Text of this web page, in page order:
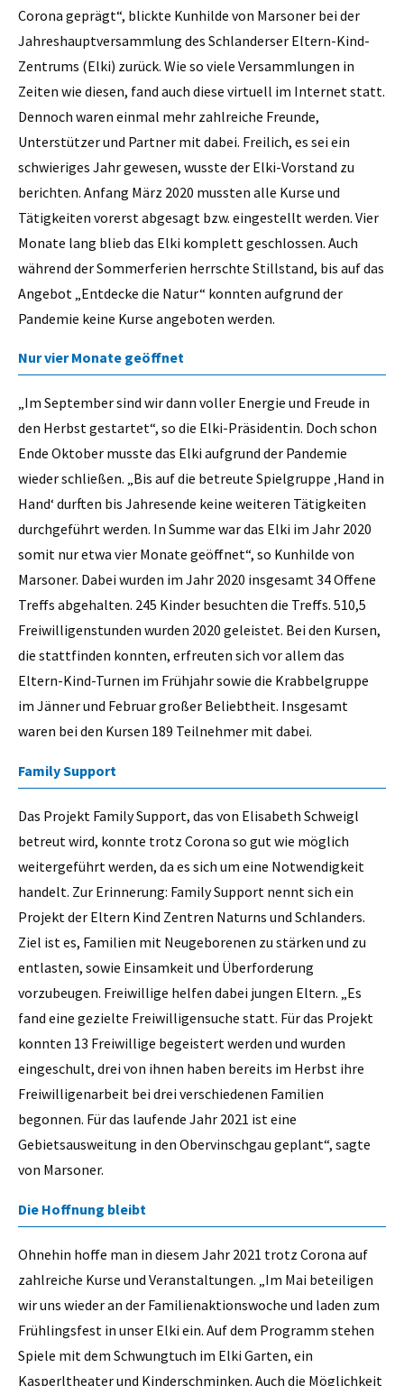
Corona geprägt“, blickte Kunhilde von Marsoner bei der
Jahreshauptversammlung des Schlanderser Eltern-Kind-
Zentrums (Elki) zurück. Wie so viele Versammlungen in
Zeiten wie diesen, fand auch diese virtuell im Internet statt.
Dennoch waren einmal mehr zahlreiche Freunde,
Unterstützer und Partner mit dabei. Freilich, es sei ein
schwieriges Jahr gewesen, wusste der Elki-Vorstand zu
berichten. Anfang März 2020 mussten alle Kurse und
Tätigkeiten vorerst abgesagt bzw. eingestellt werden. Vier
Monate lang blieb das Elki komplett geschlossen. Auch
während der Sommerferien herrschte Stillstand, bis auf das
Angebot „Entdecke die Natur“ konnten aufgrund der
Pandemie keine Kurse angeboten werden.
Nur vier Monate geöffnet
„Im September sind wir dann voller Energie und Freude in
den Herbst gestartet“, so die Elki-Präsidentin. Doch schon
Ende Oktober musste das Elki aufgrund der Pandemie
wieder schließen. „Bis auf die betreute Spielgruppe ‚Hand in
Hand‘ durften bis Jahresende keine weiteren Tätigkeiten
durchgeführt werden. In Summe war das Elki im Jahr 2020
somit nur etwa vier Monate geöffnet“, so Kunhilde von
Marsoner. Dabei wurden im Jahr 2020 insgesamt 34 Offene
Treffs abgehalten. 245 Kinder besuchten die Treffs. 510,5
Freiwilligenstunden wurden 2020 geleistet. Bei den Kursen,
die stattfinden konnten, erfreuten sich vor allem das
Eltern-Kind-Turnen im Frühjahr sowie die Krabbelgruppe
im Jänner und Februar großer Beliebtheit. Insgesamt
waren bei den Kursen 189 Teilnehmer mit dabei.
Family Support
Das Projekt Family Support, das von Elisabeth Schweigl
betreut wird, konnte trotz Corona so gut wie möglich
weitergeführt werden, da es sich um eine Notwendigkeit
handelt. Zur Erinnerung: Family Support nennt sich ein
Projekt der Eltern Kind Zentren Naturns und Schlanders.
Ziel ist es, Familien mit Neugeborenen zu stärken und zu
entlasten, sowie Einsamkeit und Überforderung
vorzubeugen. Freiwillige helfen dabei jungen Eltern. „Es
fand eine gezielte Freiwilligensuche statt. Für das Projekt
konnten 13 Freiwillige begeistert werden und wurden
eingeschult, drei von ihnen haben bereits im Herbst ihre
Freiwilligenarbeit bei drei verschiedenen Familien
begonnen. Für das laufende Jahr 2021 ist eine
Gebietsausweitung in den Obervinschgau geplant“, sagte
von Marsoner.
Die Hoffnung bleibt
Ohnehin hoffe man in diesem Jahr 2021 trotz Corona auf
zahlreiche Kurse und Veranstaltungen. „Im Mai beteiligen
wir uns wieder an der Familienaktionswoche und laden zum
Frühlingsfest in unser Elki ein. Auf dem Programm stehen
Spiele mit dem Schwungtuch im Elki Garten, ein
Kasperltheater und Kinderschminken. Auch die Möglichkeit